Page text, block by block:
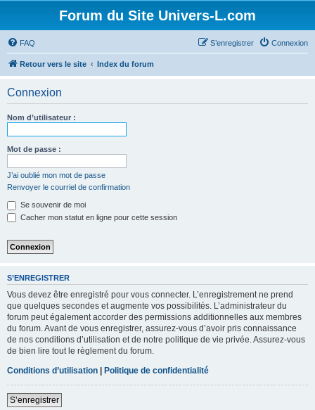
Forum du Site Univers-L.com
FAQ Connexion
S’enregistrer
Retour vers le site Index du forum
Connexion
Nom d’utilisateur :
Mot de passe :
J’ai oublié mon mot de passe
Renvoyer le courriel de confirmation
Se souvenir de moi
Cacher mon statut en ligne pour cette session
S’ENREGISTRER
Vous devez être enregistré pour vous connecter. L’enregistrement ne prend
que quelques secondes et augmente vos possibilités. L’administrateur du
forum peut également accorder des permissions additionnelles aux membres
du forum. Avant de vous enregistrer, assurez-vous d’avoir pris connaissance
de nos conditions d’utilisation et de notre politique de vie privée. Assurez-vous
de bien lire tout le règlement du forum.
Conditions d’utilisation | Politique de confidentialité
S’enregistrer